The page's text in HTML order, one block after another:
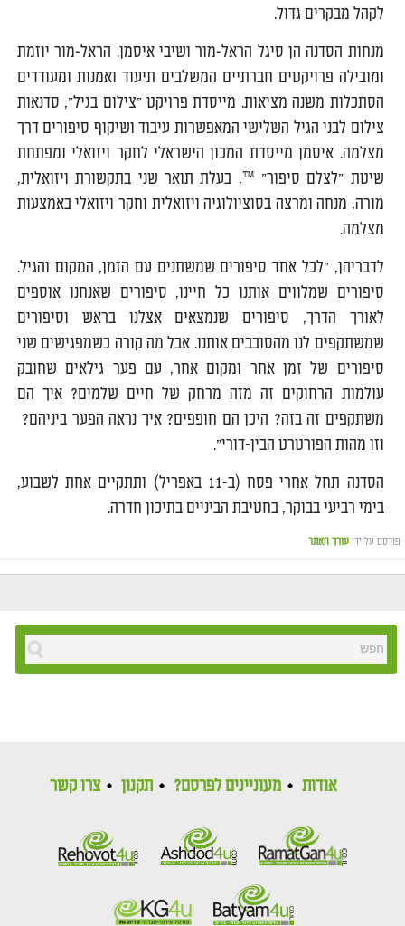
לקהל מבקרים גדול.
מנחות הסדנה הן סיגל הראל-מור ושיבי איסמן. הראל-מור יוזמת
ומובילה פרויקטים חברתיים המשלבים תיעוד ואמנות ומעודדים
הסתכלות משנה מציאות. מייסדת פרויקט ״צילום בגיל״, סדנאות
צילום לבני הגיל השלישי המאפשרות עיבוד ושיקוף סיפורים דרך
מצלמה. איסמן מייסדת המכון הישראלי לחקר ויזואלי ומפתחת
שיטת ״לצלם סיפור״ ™, בעלת תואר שני בתקשורת ויזואלית,
מורה, מנחה ומרצה בסוציולוגיה ויזואלית וחקר ויזואלי באמצעות
מצלמה.
לדבריהן, "לכל אחד סיפורים שמשתנים עם הזמן, המקום והגיל.
סיפורים שמלווים אותנו כל חיינו, סיפורים שאנחנו אוספים
לאורך הדרך, סיפורים שנמצאים אצלנו בראש וסיפורים
שמשתקפים לנו מהסובבים​ ​אותנו. אבל מה קורה כשמפגישים שני
סיפורים של זמן אחר ומקום אחר, עם פער גילאים שחובק
עולמות הרחוקים זה מזה מרחק של חיים שלמים? איך הם
משתקפים זה בזה? היכן הם חופפים? איך נראה הפער ביניהם?​ ​
וזו מהות הפורטרט הבין-דורי".
הסדנה תחל אחרי פסח (ב-11 באפריל) ותתקיים אחת לשבוע,
בימי רביעי בבוקר, בחטיבת הביניים בתיכון חדרה.
פורסם על ידי עורך האתר
אודות מעוניינים לפרסם? תקנון צרו קשר